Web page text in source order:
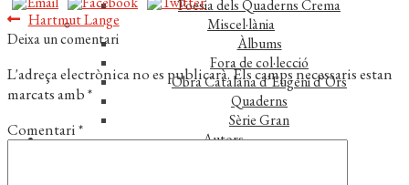
Poesia dels Quaderns Crema
Miscel·lània
Àlbums
Fora de col·lecció
Obra Catalana d’Eugeni d’Ors
Quaderns
Sèrie Gran
Autors
Navegació
d'entrades
Entrada
anterior:
Hartmut Lange
Deixa un comentari
L'adreça electrònica no es publicarà.Els camps necessaris estan
marcats amb*
Comentari*